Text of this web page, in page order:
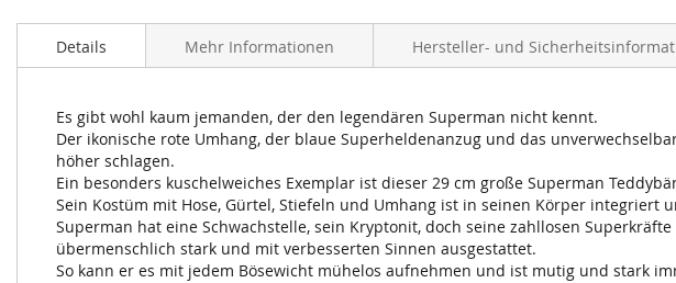
Anfang
Bildergalerie
Details
Es gibt wohl kaum jemanden, der den legendären Superman nicht kennt.
Der ikonische rote Umhang, der blaue Superheldenanzug und das
höher schlagen.
Ein besonders kuschelweiches Exemplar ist dieser 29 cm große Superman
Sein Kostüm mit Hose, Gürtel, Stiefeln und Umhang ist in seinen Körper integriert
Superman hat eine Schwachstelle, sein Kryptonit, doch seine zahllosen
übermenschlich stark und mit verbesserten Sinnen ausgestattet.
So kann er es mit jedem Bösewicht mühelos aufnehmen und ist mutig und stark
Mehr Informationen Hersteller- und